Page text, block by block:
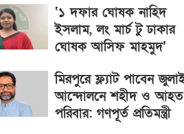
‘১ দফার ঘোষক নাহিদ
ইসলাম, লং মার্চ টু ঢাকার
ঘোষক আসিফ মাহমুদ’
মিরপুরে ফ্ল্যাট পাবেন
আন্দোলনে শহীদ ও আহত
পরিবার: গণপূর্ত প্রতিমন্ত্রী